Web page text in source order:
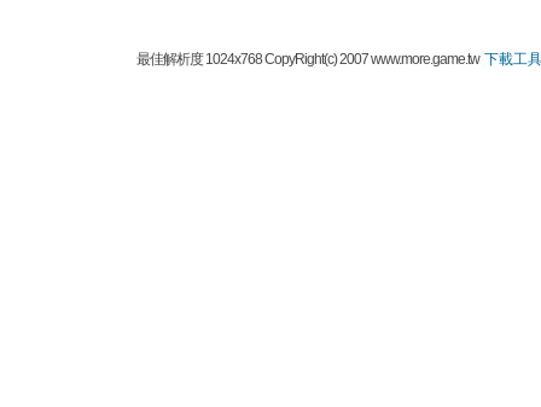
最佳解析度 1024x768 CopyRight(c) 2007 www.more.game.tw下載工